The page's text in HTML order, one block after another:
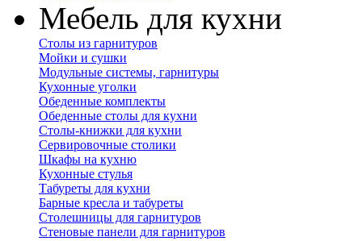
Мебель для кухни
Столы из гарнитуров
Мойки и сушки
Модульные системы, гарнитуры
Кухонные уголки
Обеденные комплекты
Обеденные столы для кухни
Столы-книжки для кухни
Сервировочные столики
Шкафы на кухню
Кухонные стулья
Табуреты для кухни
Барные кресла и табуреты
Столешницы для гарнитуров
Стеновые панели для гарнитуров